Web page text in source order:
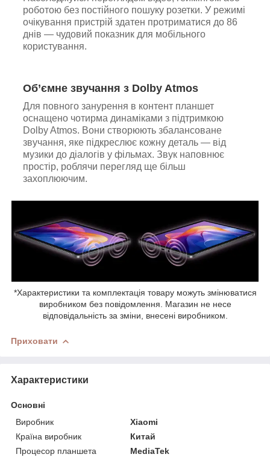
роботою без постійного пошуку розетки. У режимі
очікування пристрій здатен протриматися до 86
днів — чудовий показник для мобільного
користування.
Об’ємне звучання з Dolby Atmos
Для повного занурення в контент планшет
оснащено чотирма динаміками з підтримкою
Dolby Atmos. Вони створюють збалансоване
звучання, яке підкреслює кожну деталь — від
музики до діалогів у фільмах. Звук наповнює
простір, роблячи перегляд ще більш
захоплюючим.
*Характеристики та комплектація товару можуть змінюватися
виробником без повідомлення. Магазин не несе
відповідальність за зміни, внесені виробником.
Приховати
Характеристики
Основні
Виробник
Xiaomi
Країна виробник
Китай
Процесор планшета
MediaTek